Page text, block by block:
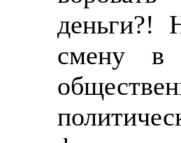
деньги?!
смену в